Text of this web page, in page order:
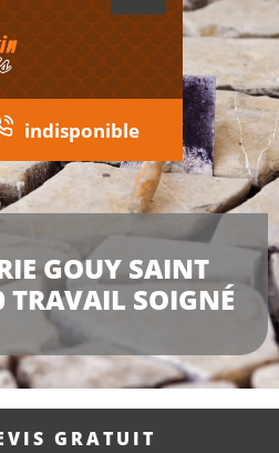
indisponible
GOUY SAINT
TRAVAIL SOIGNÉ
GRATUIT